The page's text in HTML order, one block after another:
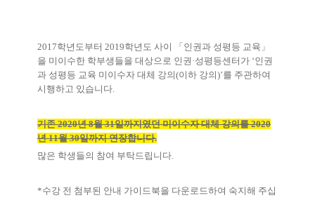
2017학년도부터 2019학년도 사이 「 인권과 성평등 교육 」
을 미이수한 학부생들을 대상으로 인권 ·성평등센터가 ‘인권
과 성평등 교육 미이수자 대체 강의(이하 강의)’를 주관하여
시행하고 있습니다.
기존2020년8월31일까지였던 미이수자 대체 강의를2020
년11월30일까지 연장합니다.
많은 학생들의 참여 부탁드립니다.
*수강 전 첨부된 안내 가이드북을 다운로드하여 숙지해 주십